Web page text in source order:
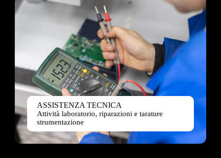
ASSISTENZA TECNICA
Attività laboratorio, riparazioni e tarature
strumentazione